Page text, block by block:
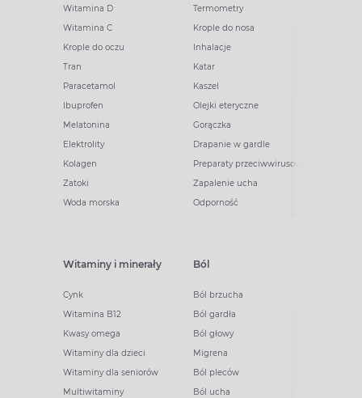
Witamina D
Witamina C
Krople do oczu
Tran
Paracetamol
Ibuprofen
Melatonina
Elektrolity
Kolagen
Zatoki
Woda morska
Termometry
Krople do nosa
Inhalacje
Katar
Kaszel
Olejki eteryczne
Gorączka
Drapanie w gardle
Preparaty przeciwwirusowe
Zapalenie ucha
Odporność
Witaminy i minerały
Cynk
Witamina B12
Kwasy omega
Witaminy dla dzieci
Witaminy dla seniorów
Multiwitaminy
Ból
Ból brzucha
Ból gardła
Ból głowy
Migrena
Ból pleców
Ból ucha